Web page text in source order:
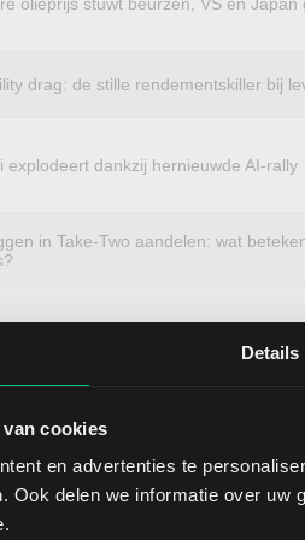
Details
cookies
en advertenties te
Ook delen we informatie over
drag: de stille rendementskiller bij
explodeert dankzij hernieuwde AI-rally
in Take-Two aandelen: wat
u voordelig in aandelen van
het aandeel Groupe Bruxelles
aandelen direct op de
lage spread. Handelen doet u